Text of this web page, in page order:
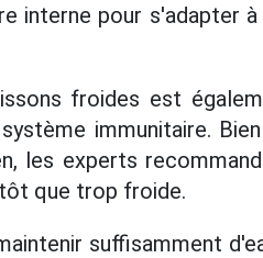
interne pour s'adapter
froides est
immunitaire.
les experts
que trop froide.
suffisamment